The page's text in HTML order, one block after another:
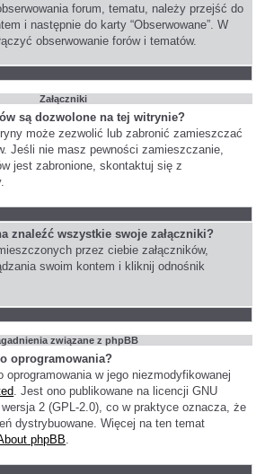
forum, tematu, należy przejść do
i następnie do karty “Obserwowane”. W
obserwowanie forów i tematów.
Załączniki
są dozwolone na tej witrynie?
może zezwolić lub zabronić zamieszczać
Jeśli nie masz pewności zamieszczanie,
jest zabronione, skontaktuj się z
znaleźć wszystkie swoje załączniki?
przez ciebie załączników,
swoim kontem i kliknij odnośnik
związane z phpBB
oprogramowania?
oprogramowania w jego niezmodyfikowanej
. Jest ono publikowane na licencji GNU
2 (GPL-2.0), co w praktyce oznacza, że
dystrybuowane. Więcej na ten temat
phpBB.